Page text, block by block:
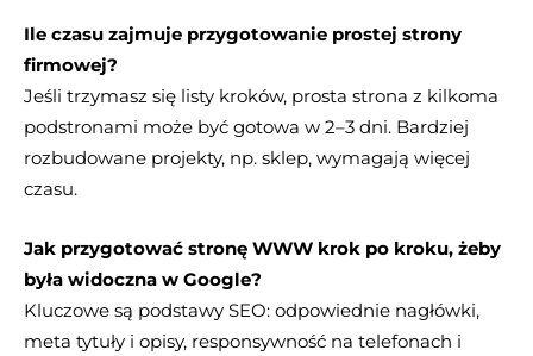
Ile czasu zajmuje przygotowanie prostej strony
firmowej?
Jeśli trzymasz się listy kroków, prosta strona z kilkoma
podstronami może być gotowa w 2–3 dni. Bardziej
rozbudowane projekty, np. sklep, wymagają więcej
czasu.
Jak przygotować stronę WWW krok po kroku, żeby
była widoczna w Google?
Kluczowe są podstawy SEO: odpowiednie nagłówki,
meta tytuły i opisy, responsywność na telefonach i